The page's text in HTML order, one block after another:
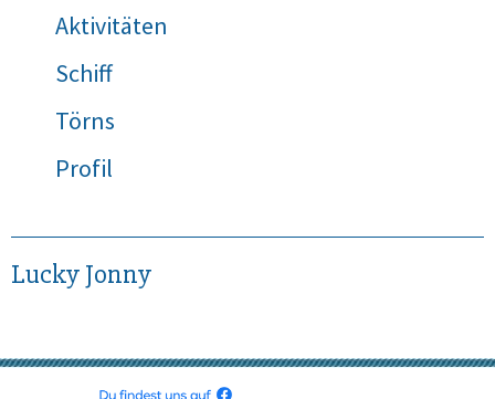
Aktivitäten
Schiff
Törns
Profil
Lucky Jonny